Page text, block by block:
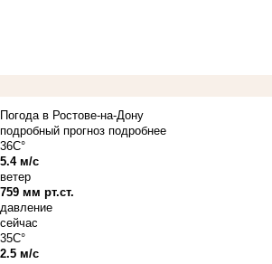
Погода в Ростове-на-Дону
подробный прогноз подробнее
36C°
5.4 м/с
ветер
759 мм рт.ст.
давление
сейчас
35C°
2.5 м/с